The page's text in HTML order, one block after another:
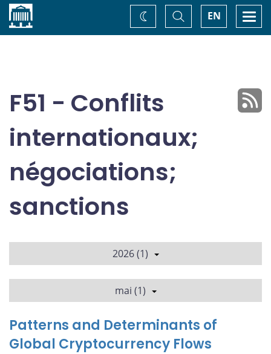
Accueil EN
Basculer
la
recherche
Changez
de
F51 - Conflits
internationaux;
négociations;
sanctions
2026 (1)
mai (1)
Patterns and Determinants of
Global Cryptocurrency Flows